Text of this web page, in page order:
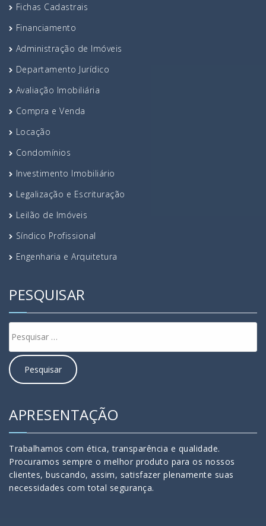
Fichas Cadastrais
Financiamento
Administração de Imóveis
Departamento Jurídico
Avaliação Imobiliária
Compra e Venda
Locação
Condomínios
Investimento Imobiliário
Legalização e Escrituração
Leilão de Imóveis
Síndico Profissional
Engenharia e Arquitetura
PESQUISAR
APRESENTAÇÃO
Trabalhamos com ética, transparência e qualidade.
Procuramos sempre o melhor produto para os nossos
clientes, buscando, assim, satisfazer plenamente suas
necessidades com total segurança.